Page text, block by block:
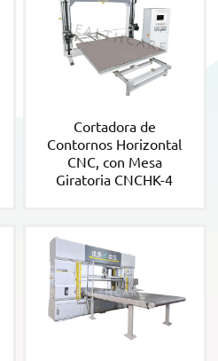
Cortadora de
Contornos Horizontal
CNC, con Mesa
Giratoria CNCHK-4